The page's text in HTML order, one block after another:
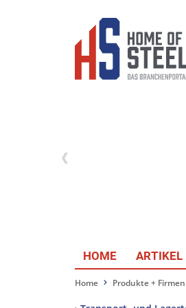
HOME ARTIKEL
Home Produkte + Firmen